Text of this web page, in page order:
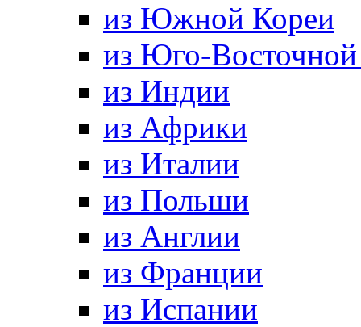
из Южной Кореи
из Юго-
из Индии
из Африки
из Италии
из Польши
из Англии
из Франции
из Испании